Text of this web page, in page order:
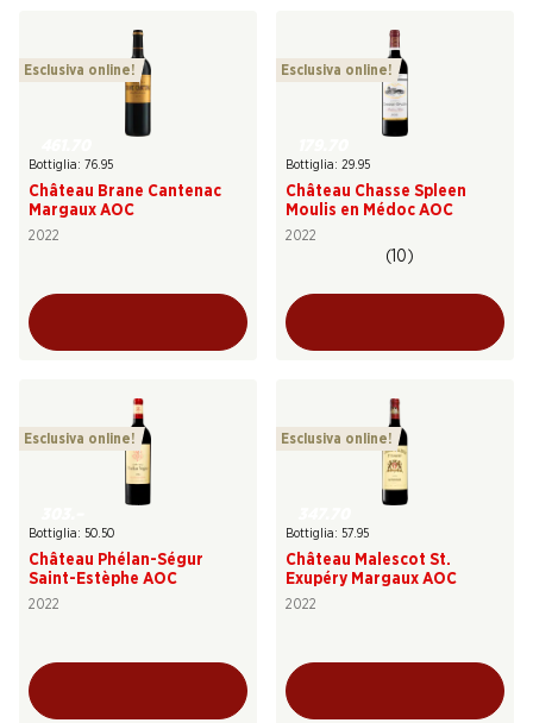
Esclusiva online!
Bottiglia: 76.95
Château Brane Cantenac
Margaux AOC
2022
Esclusiva online!
Bottiglia: 29.95
Château Chasse Spleen
Moulis en Médoc AOC
2022
(10)
Esclusiva online!
Bottiglia: 50.50
Château Phélan-Ségur
Saint-Estèphe AOC
2022
Esclusiva online!
Bottiglia: 57.95
Château Malescot St.
Exupéry Margaux AOC
2022